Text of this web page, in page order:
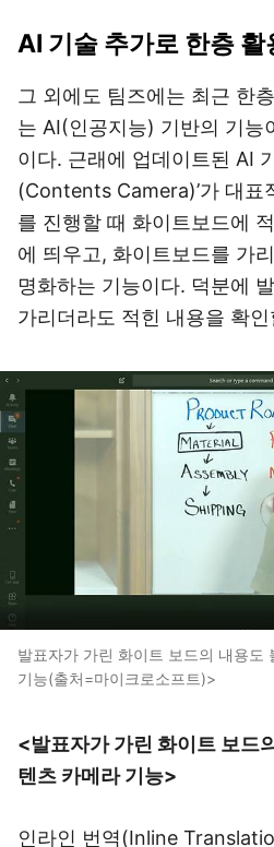
AI 기술 추가로 한층 활
그 외에도 팀즈에는 최근 한
는 AI(인공지능) 기반의 기능
이다. 근래에 업데이트된 AI
(Contents Camera)’가 대표
를 진행할 때 화이트보드에
에 띄우고, 화이트보드를 가
명화하는 기능이다. 덕분에
가리더라도 적힌 내용을 확
발표자가 가린 화이트 보드의 내용도
기능(출처=마이크로소프트)>
<발표자가 가린 화이트 보드
텐츠 카메라 기능>
인라인 번역(Inline